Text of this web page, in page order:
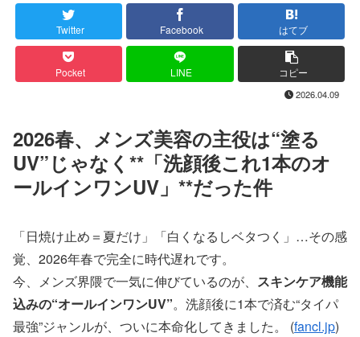
Twitter Facebook はてブ
Pocket LINE コピー
2026.04.09
2026春、メンズ美容の主役は“塗る
UV”じゃなく**「洗顔後これ1本のオ
ールインワンUV」**だった件
「日焼け止め＝夏だけ」「白くなるしベタつく」…その感
覚、2026年春で完全に時代遅れです。
今、メンズ界隈で一気に伸びているのが、 スキンケア機能
込みの“オールインワンUV”。洗顔後に1本で済む“タイパ
最強”ジャンルが、ついに本命化してきました。 (fancl.jp)